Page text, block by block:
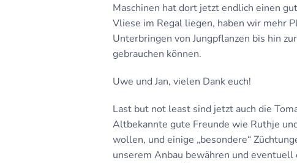
Maschinen hat dort jetzt endlich einen
Vliese im Regal liegen, haben wir mehr
Unterbringen von Jungpflanzen bis hin
gebrauchen können.
Uwe und Jan, vielen Dank euch!
Last but not least sind jetzt auch die
Altbekannte gute Freunde wie Ruthje
wollen, und einige „besondere“
unserem Anbau bewähren und